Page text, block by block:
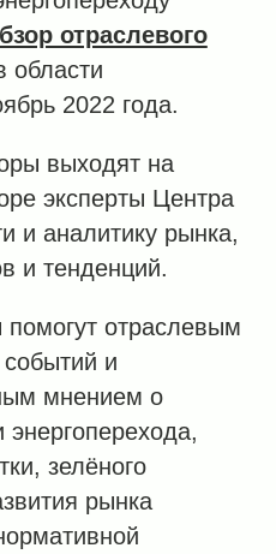
отраслевого
области
2022 года.
выходят на
эксперты Центра
и аналитику рынка,
и тенденций.
отраслевым
и
мнением о
энергоперехода,
зелёного
рынка